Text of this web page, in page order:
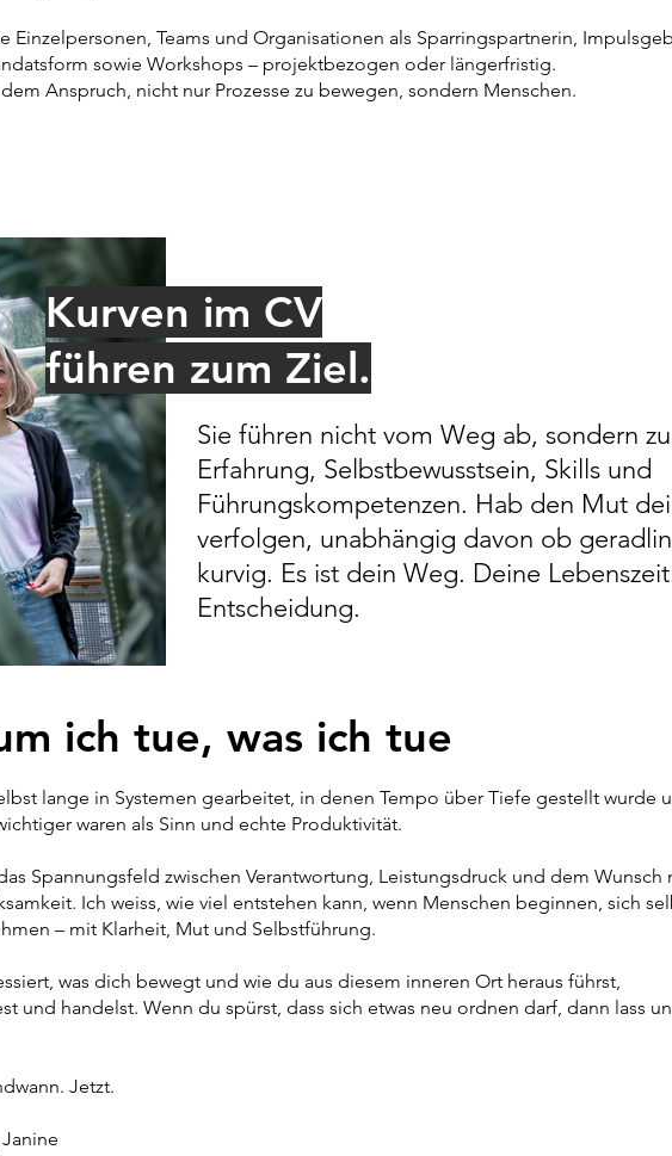
Einzelpersonen, Teams und Organisationen als Sparringspartnerin,
sowie Workshops – projektbezogen oder längerfristig.
Anspruch, nicht nur Prozesse zu bewegen, sondern Menschen.
Kurven im CV
führen zum Ziel.
Sie führen nicht vom Weg ab, sondern
Erfahrung, Selbstbewusstsein, Skills und
Führungskompetenzen. Hab den Mut
verfolgen, unabhängig davon ob
kurvig. Es ist dein Weg. Deine
Entscheidung.
ich tue, was ich tue
lange in Systemen gearbeitet, in denen Tempo über Tiefe gestellt wurde
waren als Sinn und echte Produktivität.
Spannungsfeld zwischen Verantwortung, Leistungsdruck und dem Wunsch
Ich weiss, wie viel entstehen kann, wenn Menschen beginnen, sich
– mit Klarheit, Mut und Selbstführung.
was dich bewegt und wie du aus diesem inneren Ort heraus führst,
und handelst. Wenn du spürst, dass sich etwas neu ordnen darf, dann lass
Jetzt.